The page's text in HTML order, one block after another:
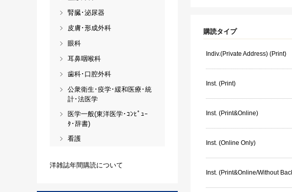
購読タイプ
Indiv.(Private Address) (Print)
Inst. (Print)
Inst. (Print&Online)
Inst. (Online Only)
Inst. (Print&Online/Without
腎臓･泌尿器
皮膚･形成外科
眼科
耳鼻咽喉科
歯科･口腔外科
公衆衛生･疫学･緩和医療･統
計･法医学
医学一般(東洋医学･ｺﾝﾋﾟｭｰ
ﾀ･辞書)
看護
洋雑誌年間購読について